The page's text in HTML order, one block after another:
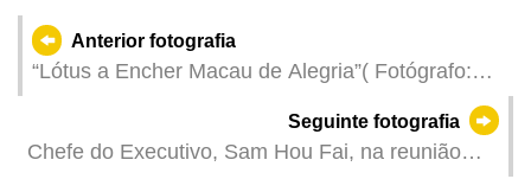
Anterior fotografia
“Lótus a Encher Macau de Alegria”( Fotógrafo:
Seguinte fotografia
Chefe do Executivo, Sam Hou Fai, na reunião